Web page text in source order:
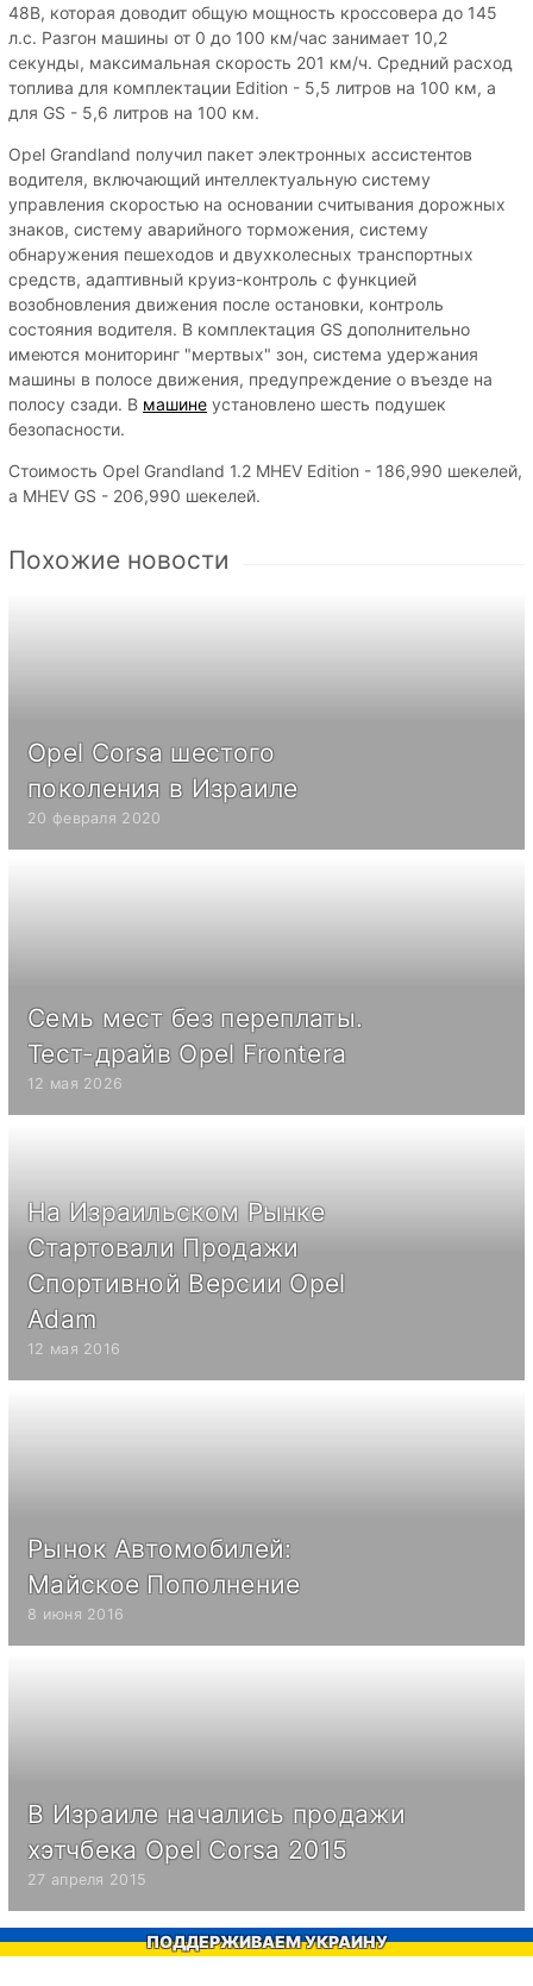
48В, которая доводит общую мощность кроссовера до 145
л.с. Разгон машины от 0 до 100 км/час занимает 10,2
секунды, максимальная скорость 201 км/ч. Средний расход
топлива для комплектации Edition - 5,5 литров на 100 км, а
для GS - 5,6 литров на 100 км.
Opel Grandland получил пакет электронных ассистентов
водителя, включающий интеллектуальную систему
управления скоростью на основании считывания дорожных
знаков, систему аварийного торможения, систему
обнаружения пешеходов и двухколесных транспортных
средств, адаптивный круиз-контроль с функцией
возобновления движения после остановки, контроль
состояния водителя. В комплектация GS дополнительно
имеются мониторинг "мертвых" зон, система удержания
машины в полосе движения, предупреждение о въезде на
полосу сзади. В машине установлено шесть подушек
безопасности.
Стоимость Opel Grandland 1.2 MHEV Edition - 186,990 шекелей,
а MHEV GS - 206,990 шекелей.
Похожие новости
Opel Corsa шестого
поколения в Израиле
20 февраля 2020
Семь мест без переплаты.
Тест-драйв Opel Frontera
12 мая 2026
На Израильском Рынке
Стартовали Продажи
Спортивной Версии Opel
Adam
12 мая 2016
Рынок Автомобилей:
Майское Пополнение
8 июня 2016
В Израиле начались продажи
хэтчбека Opel Corsa 2015
27 апреля 2015
ПОДДЕРЖИВАЕМ УКРАИНУ